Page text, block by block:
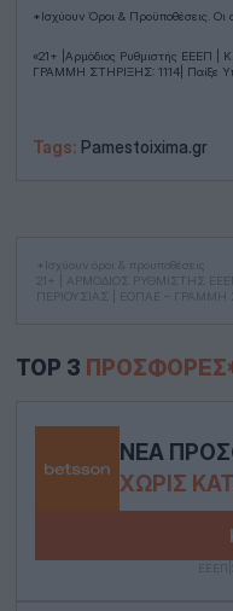
*Ισχύουν Όροι & Προϋποθέσεις. Οι
«21+ |Αρμόδιος Ρυθμιστής ΕΕΕΠ |
ΓΡΑΜΜΗ ΣΤΗΡΙΞΗΣ: 1114| Παίξε
Tags: Pamestoixima.gr
*Ισχύουν όροι & προυποθέσεις
21+ | ΑΡΜΟΔΙΟΣ ΡΥΘΜΙΣΤΗΣ
ΠΕΡΙΟΥΣΙΑΣ | ΕΟΠΑΕ – ΓΡΑΜΜΗ
TOP 3
ΝΈΑ
ΧΩΡΊΣ